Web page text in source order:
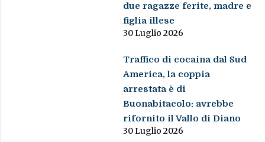
due ragazze ferite, madre e
figlia illese
30 Luglio 2026
Traffico di cocaina dal Sud
America, la coppia
arrestata è di
Buonabitacolo: avrebbe
rifornito il Vallo di Diano
30 Luglio 2026